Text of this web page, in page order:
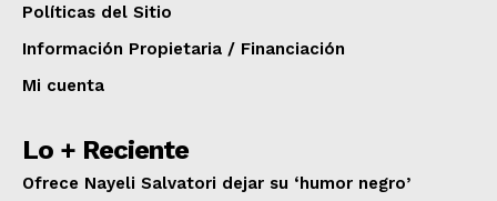
Políticas del Sitio
Información Propietaria / Financiación
Mi cuenta
Lo + Reciente
Ofrece Nayeli Salvatori dejar su ‘humor negro’